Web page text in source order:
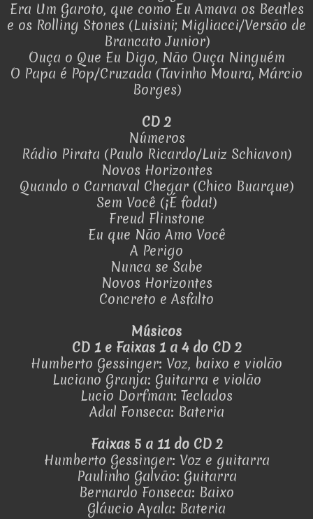
Era Um Garoto, que como Eu Amava os Beatles
e os Rolling Stones (Luisini; Migliacci/Versão de
Brancato Junior)
Ouça o Que Eu Digo, Não Ouça Ninguém
O Papa é Pop/Cruzada (Tavinho Moura, Márcio
Borges)
CD 2
Números
Rádio Pirata (Paulo Ricardo/Luiz Schiavon)
Novos Horizontes
Quando o Carnaval Chegar (Chico Buarque)
Sem Você (¡É foda!)
Freud Flinstone
Eu que Não Amo Você
A Perigo
Nunca se Sabe
Novos Horizontes
Concreto e Asfalto
Músicos
CD 1 e Faixas 1 a 4 do CD 2
Humberto Gessinger: Voz, baixo e violão
Luciano Granja: Guitarra e violão
Lucio Dorfman: Teclados
Adal Fonseca: Bateria
Faixas 5 a 11 do CD 2
Humberto Gessinger: Voz e guitarra
Paulinho Galvão: Guitarra
Bernardo Fonseca: Baixo
Gláucio Ayala: Bateria